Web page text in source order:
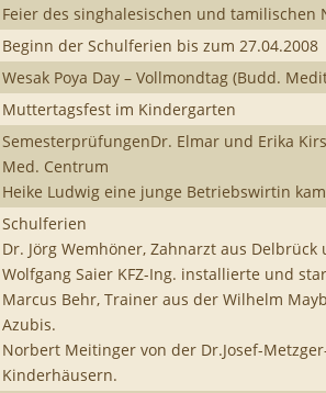
Feier des singhalesischen und tamilischen
Beginn der Schulferien bis zum 27.04.2008
Wesak Poya Day – Vollmondtag (Budd.
Muttertagsfest im Kindergarten
SemesterprüfungenDr. Elmar und Erika
Med. Centrum
Heike Ludwig eine junge Betriebswirtin
Schulferien
Dr. Jörg Wemhöner, Zahnarzt aus
Wolfgang Saier KFZ-Ing. installierte und
Marcus Behr, Trainer aus der Wilhelm
Azubis.
Norbert Meitinger von der Dr.Josef-
Kinderhäusern.